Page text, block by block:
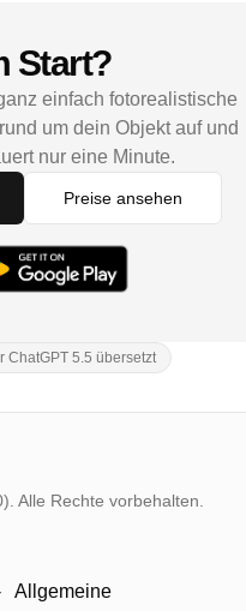
Start?
einfach fotorealistische
um dein Objekt auf und
nur eine Minute.
Preise ansehen
ChatGPT 5.5 übersetzt
Alle Rechte vorbehalten.
Allgemeine